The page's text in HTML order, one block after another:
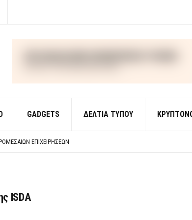
GADGETS ΔΕΛΤΙΑ ΤΥΠΟΥ
ΕΠΙΧΕΙΡΉΣΕΩΝ
ISDA